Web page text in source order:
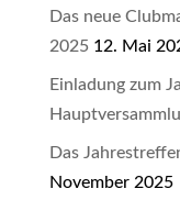
Das neue
2025 12. Mai
Einladung zum
Das
November 2025